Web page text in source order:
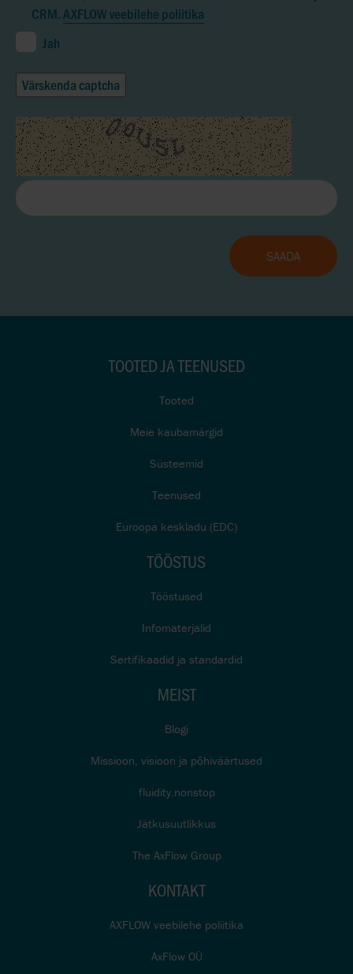
CRM.AXFLOW veebilehe poliitika
Jah
Värskenda captcha
TOOTED JA TEENUSED
Tooted
Meie kaubamärgid
Süsteemid
Teenused
Euroopa keskladu (EDC)
TÖÖSTUS
Tööstused
Infomaterjalid
Sertifikaadid ja standardid
MEIST
Blogi
Missioon, visioon ja põhiväärtused
fluidity.nonstop
Jätkusuutlikkus
The AxFlow Group
KONTAKT
AXFLOW veebilehe poliitika
AxFlow OÜ